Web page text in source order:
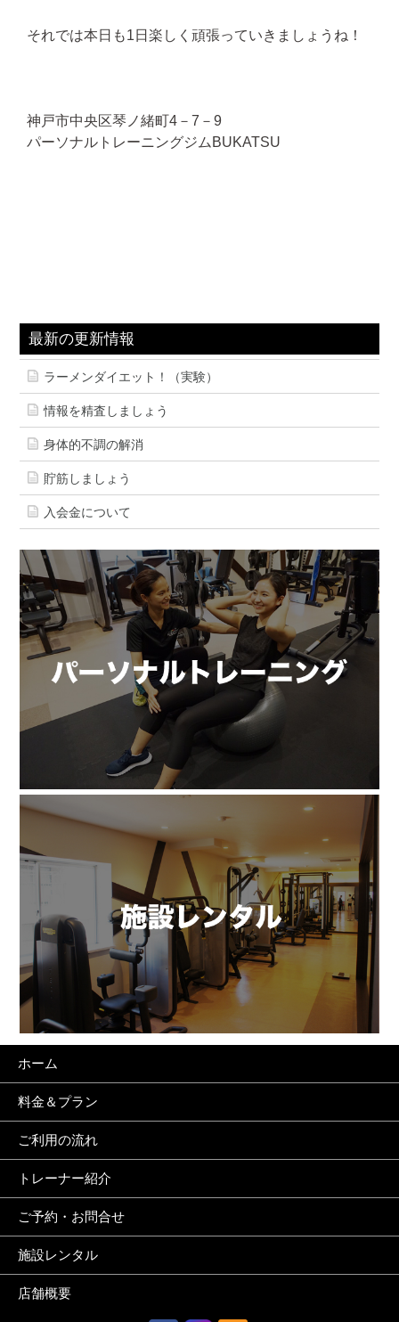
それでは本日も1日楽しく頑張っていきましょうね！
神戸市中央区琴ノ緒町4－7－9
パーソナルトレーニングジムBUKATSU
最新の更新情報
ラーメンダイエット！（実験）
情報を精査しましょう
身体的不調の解消
貯筋しましょう
入会金について
ホーム
料金＆プラン
ご利用の流れ
トレーナー紹介
ご予約・お問合せ
施設レンタル
店舗概要